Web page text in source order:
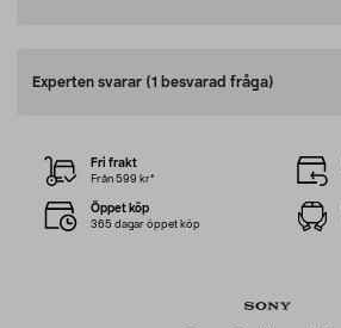
Experten svarar (1 besvarad fråga)
Fri frakt
Från 599 kr*
Öppet köp
365 dagar öppet köp